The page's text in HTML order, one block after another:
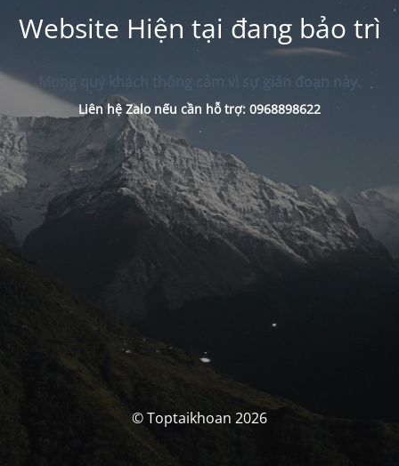
Website Hiện tại đang bảo trì
Mong quý khách thông cảm vì sự gián đoạn này.
Liên hệ Zalo nếu cần hỗ trợ: 0968898622
© Toptaikhoan 2026